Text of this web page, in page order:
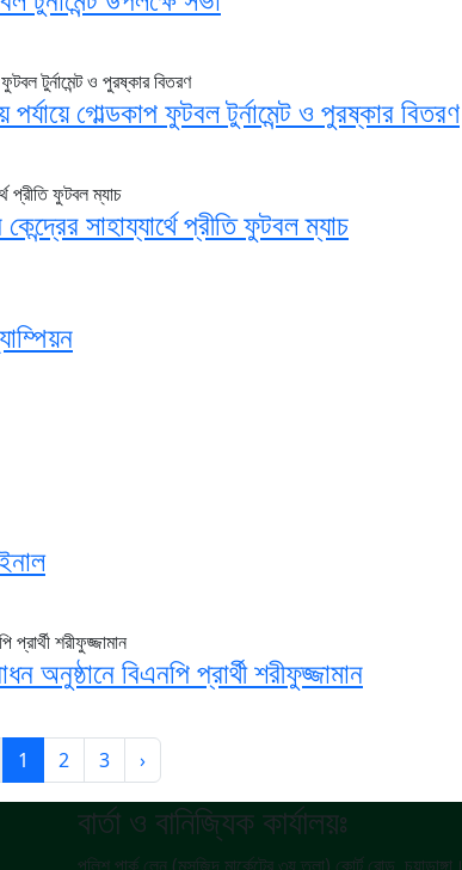
গোল্ডকাপ ফুটবল টুর্নামেন্ট ও পুরষ্কার বিতরণ
সাহায্যার্থে প্রীতি ফুটবল ম্যাচ
অনুষ্ঠানে বিএনপি প্রার্থী শরীফুজ্জামান
1 2 3 ›
বার্তা ও বানিজ্যিক কার্যালয়ঃ